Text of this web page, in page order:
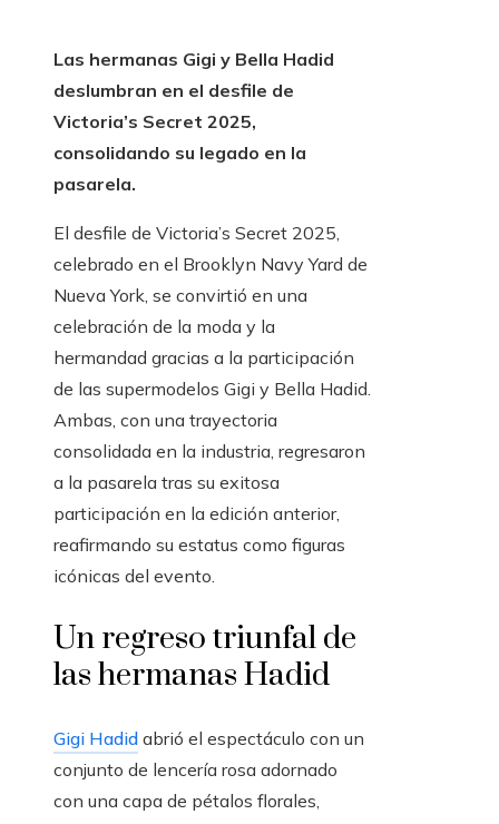
Las hermanas Gigi y Bella Hadid
deslumbran en el desfile de
Victoria’s Secret 2025,
consolidando su legado en la
pasarela.
El desfile de Victoria’s Secret 2025,
celebrado en el Brooklyn Navy Yard de
Nueva York, se convirtió en una
celebración de la moda y la
hermandad gracias a la participación
de las supermodelos Gigi y Bella Hadid.
Ambas, con una trayectoria
consolidada en la industria, regresaron
a la pasarela tras su exitosa
participación en la edición anterior,
reafirmando su estatus como figuras
icónicas del evento.
Un regreso triunfal de
las hermanas Hadid
Gigi Hadid abrió el espectáculo con un
conjunto de lencería rosa adornado
con una capa de pétalos florales,